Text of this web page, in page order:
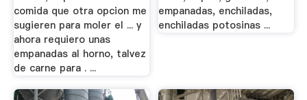
comida que otra opcion me
sugieren para moler el ... y
ahora requiero unas
empanadas al horno, talvez
de carne para . ...
empanadas, enchiladas,
enchiladas potosinas ...